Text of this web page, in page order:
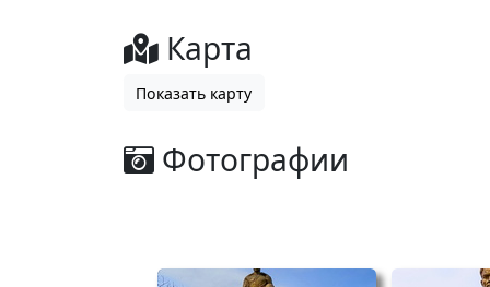
Карта
Показать карту
Фотографии